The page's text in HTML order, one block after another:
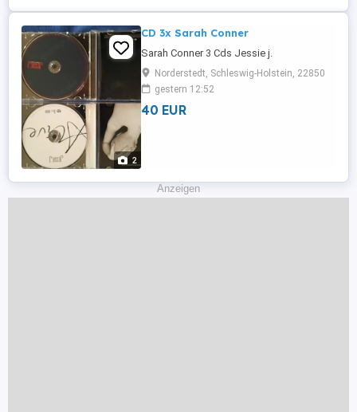
ausgeglichene ...
2
CD 3x Sarah Conner
Sarah Conner 3 Cds Jessie j.
Norderstedt, Schleswig-Holstein, 22850
gestern 12:52
40 EUR
Anzeigen